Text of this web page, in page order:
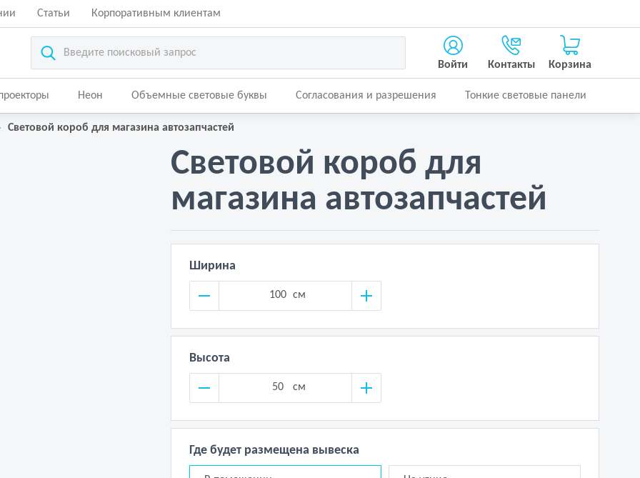
Статьи Корпоративным клиентам
Войти Контакты Корзина
Неон Объемные световые буквы Согласования и разрешения Тонкие световые панели
Световой короб для магазина автозапчастей
Световой короб для
магазина автозапчастей
Ширина
см
Высота
см
Где будет размещена вывеска